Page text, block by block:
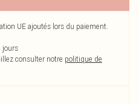
UE ajoutés lors du paiement.
jours
consulter notre politique de